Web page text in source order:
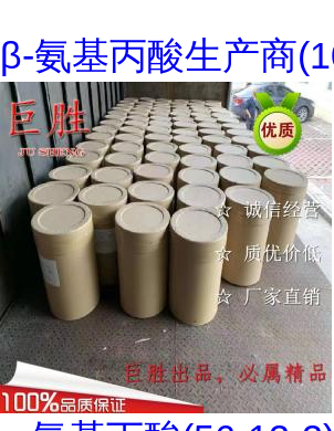
β-氨基丙酸生产商